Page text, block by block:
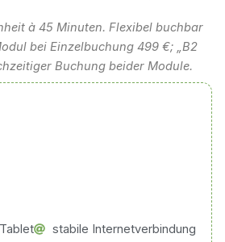
à 45 Minuten. Flexibel buchbar
bei Einzelbuchung 499 €; „B2
Buchung beider Module.
stabile Internetverbindung